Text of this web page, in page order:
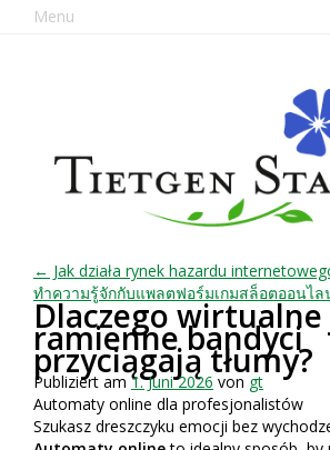
Menu
← Jak działa rynek hazardu
ทำความรู้จักกับแพลตฟอร์มเกมสล็อตออนไ
Dlaczego wirtualne
ramienne bandyci
przyciągają tłumy?
Publiziert am 1. Juni 2026 von gt
Automaty online dla profesjonalistów
Szukasz dreszczyku emocji bez